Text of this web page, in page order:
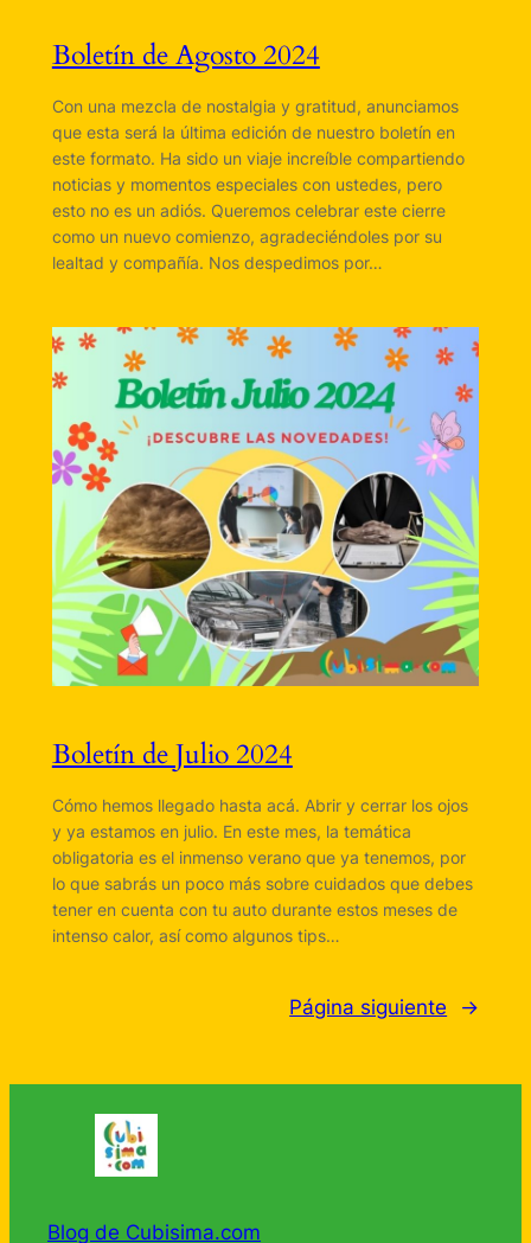
Boletín de Agosto 2024
Con una mezcla de nostalgia y gratitud, anunciamos
que esta será la última edición de nuestro boletín en
este formato. Ha sido un viaje increíble compartiendo
noticias y momentos especiales con ustedes, pero
esto no es un adiós. Queremos celebrar este cierre
como un nuevo comienzo, agradeciéndoles por su
lealtad y compañía. Nos despedimos por…
Boletín de Julio 2024
Cómo hemos llegado hasta acá. Abrir y cerrar los ojos
y ya estamos en julio. En este mes, la temática
obligatoria es el inmenso verano que ya tenemos, por
lo que sabrás un poco más sobre cuidados que debes
tener en cuenta con tu auto durante estos meses de
intenso calor, así como algunos tips…
Página siguiente →
Blog de Cubisima.com